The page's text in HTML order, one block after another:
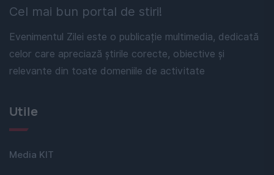
Cel mai bun portal de stiri!
Evenimentul Zilei este o publicație multimedia, dedicată
celor care apreciază știrile corecte, obiective și
relevante din toate domeniile de activitate
Utile
Media KIT